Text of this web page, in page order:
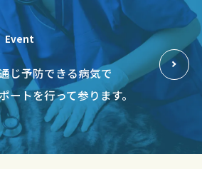
Event
じ予防できる病気で
ートを行って参ります。